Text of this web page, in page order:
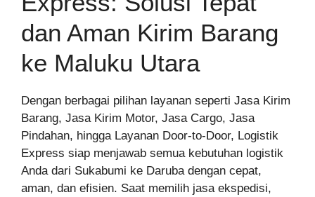
dan Aman Kirim Barang
ke Maluku Utara
Dengan berbagai pilihan layanan seperti Jasa Kirim
Barang, Jasa Kirim Motor, Jasa Cargo, Jasa
Pindahan, hingga Layanan Door-to-Door, Logistik
Express siap menjawab semua kebutuhan logistik
Anda dari Sukabumi ke Daruba dengan cepat,
aman, dan efisien. Saat memilih jasa ekspedisi,